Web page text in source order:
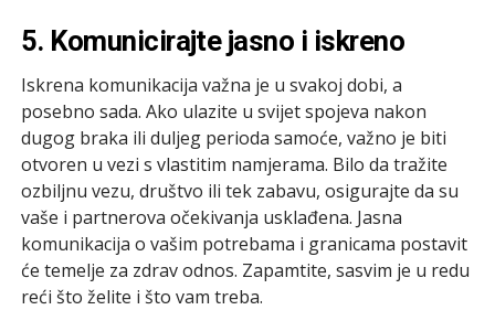
5. Komunicirajte jasno i iskreno
Iskrena komunikacija važna je u svakoj dobi, a
posebno sada. Ako ulazite u svijet spojeva nakon
dugog braka ili duljeg perioda samoće, važno je biti
otvoren u vezi s vlastitim namjerama. Bilo da tražite
ozbiljnu vezu, društvo ili tek zabavu, osigurajte da su
vaše i partnerova očekivanja usklađena. Jasna
komunikacija o vašim potrebama i granicama postavit
će temelje za zdrav odnos. Zapamtite, sasvim je u redu
reći što želite i što vam treba.